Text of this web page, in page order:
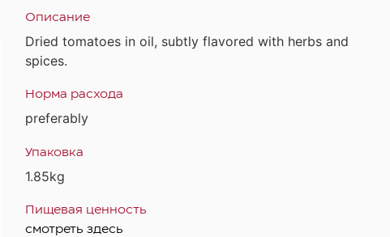
Описание
Dried tomatoes in oil, subtly flavored with herbs and
spices.
Норма расхода
preferably
Упаковка
1.85kg
Пищевая ценность
смотреть здесь